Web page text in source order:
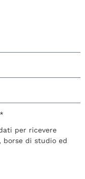
per ricevere
borse di studio ed